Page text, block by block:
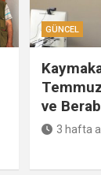
GÜNCEL
ve
3 hafta